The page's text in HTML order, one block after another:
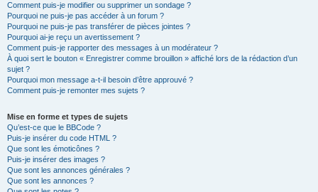
Comment puis-je modifier ou supprimer un sondage ?
Pourquoi ne puis-je pas accéder à un forum ?
Pourquoi ne puis-je pas transférer de pièces jointes ?
Pourquoi ai-je reçu un avertissement ?
Comment puis-je rapporter des messages à un modérateur ?
À quoi sert le bouton « Enregistrer comme brouillon » affiché lors de la rédaction d’un
sujet ?
Pourquoi mon message a-t-il besoin d’être approuvé ?
Comment puis-je remonter mes sujets ?
Mise en forme et types de sujets
Qu’est-ce que le BBCode ?
Puis-je insérer du code HTML ?
Que sont les émoticônes ?
Puis-je insérer des images ?
Que sont les annonces générales ?
Que sont les annonces ?